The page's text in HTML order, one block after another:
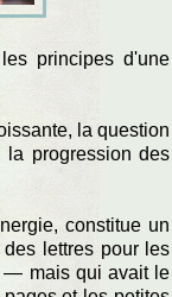
principes d'une
la question
la progression des
constitue un
lettres pour les
— mais qui avait le